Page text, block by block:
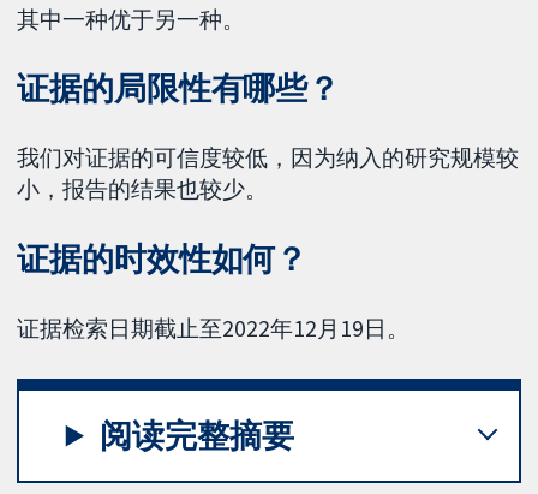
其中一种优于另一种。
证据的局限性有哪些？
我们对证据的可信度较低，因为纳入的研究规模较
小，报告的结果也较少。
证据的时效性如何？
证据检索日期截止至2022年12月19日。
阅读完整摘要